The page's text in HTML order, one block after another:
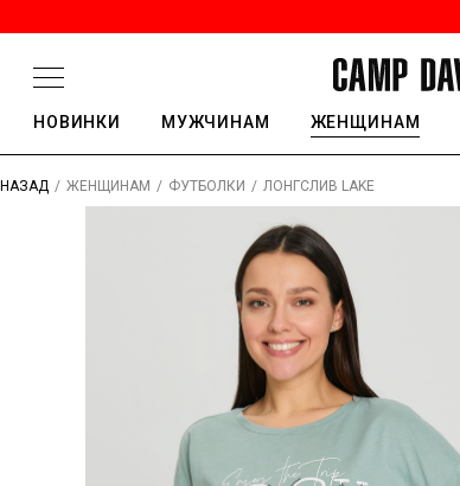
НОВИНКИ МУЖЧИНАМ ЖЕНЩИНАМ
НАЗАД / ЖЕНЩИНАМ / ФУТБОЛКИ / ЛОНГСЛИВ LAKE